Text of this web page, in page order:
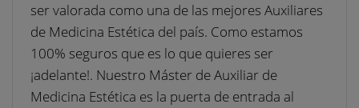
ser valorada como una de las mejores Auxiliares
de Medicina Estética del país. Como estamos
100% seguros que es lo que quieres ser
¡adelante!. Nuestro Máster de Auxiliar de
Medicina Estética es la puerta de entrada al